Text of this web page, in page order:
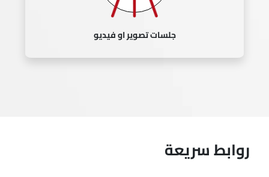
جلسات تصوير او فيديو
روابط سريعة